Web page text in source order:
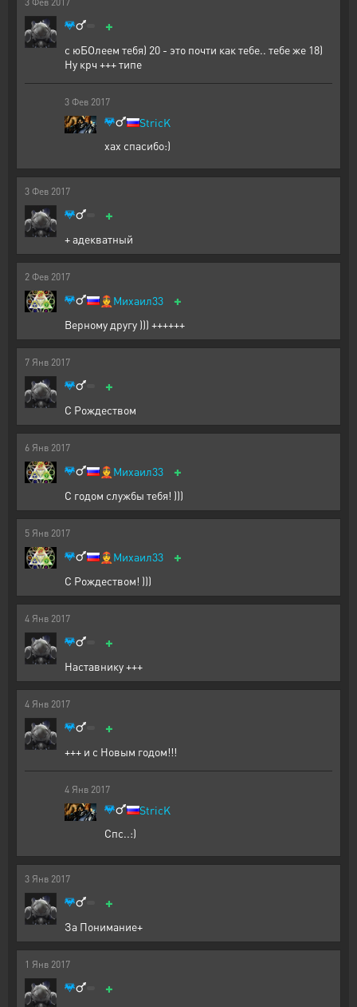
+
с юБОлеем тебя) 20 - это почти как тебе.. тебе же 18)
Ну крч +++ типе
3 Фев 2017
StricK
хах спасибо:)
3 Фев 2017
+
+ адекватный
2 Фев 2017
👲 Михаил33 +
Верному другу ))) ++++++
7 Янв 2017
+
С Рождеством
6 Янв 2017
👲 Михаил33 +
С годом службы тебя! )))
5 Янв 2017
👲 Михаил33 +
С Рождеством! )))
4 Янв 2017
+
Наставнику +++
4 Янв 2017
+
+++ и с Новым годом!!!
4 Янв 2017
StricK
Спс..:)
3 Янв 2017
+
За Понимание+
1 Янв 2017
+